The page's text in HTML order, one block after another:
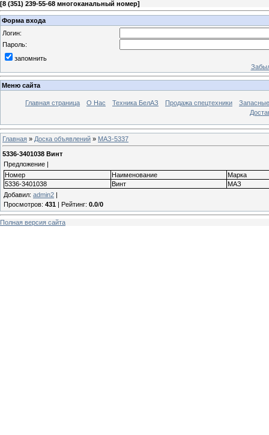
[8 (351) 239-55-68 многоканальный номер]
Форма входа
Логин:
Пароль:
запомнить
Меню сайта
Главная страница О Нас Техника БелАЗ Продажа спецтехники
Главная » Доска объявлений » МАЗ-5337
5336-3401038 Винт
Предложение |
Номер
Наименование
Марка
5336-3401038
Винт
МАЗ
Добавил: admin2 |
Просмотров: 431 | Рейтинг: 0.0/0
Полная версия сайта